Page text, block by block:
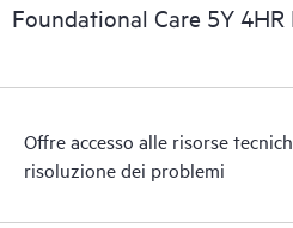
Foundational Care 5Y 4HR
Offre accesso alle risorse
risoluzione dei problemi